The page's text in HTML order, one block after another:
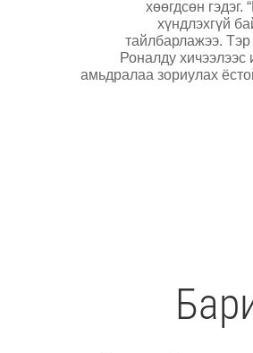
хөөгдсөн
хүндлэхгүй
тайлбарлажээ.
Роналду хичээлээс
амьдралаа зориулах